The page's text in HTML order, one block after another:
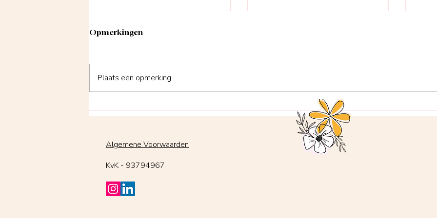
opladen; het begint bij
De kracht van eenvoud.
Opmerkingen
Plaats een opmerking...
Algemene Voorwaarden
KvK - 93794967